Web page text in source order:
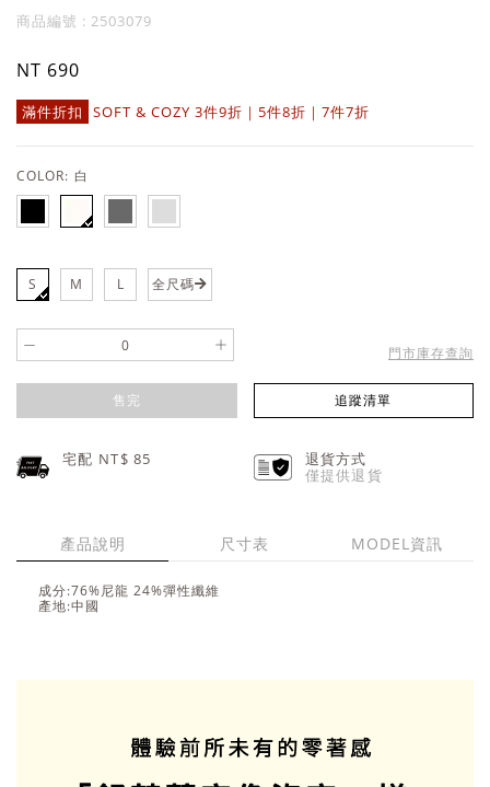
商品編號 : 2503079
NT 690
滿件折扣 SOFT & COZY 3件9折｜5件8折｜7件7折
COLOR: 白
S M L 全尺碼
- + 門市庫存查詢
售完 追蹤清單
宅配 NT$85
退貨方式
僅提供退貨
產品說明 尺寸表 MODEL資訊
成分:76%尼龍 24%彈性纖維
產地:中國